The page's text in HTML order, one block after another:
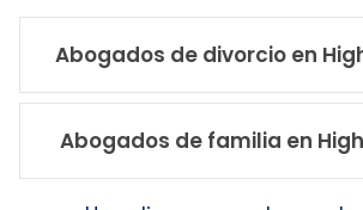
Abogados de divorcio en
Abogados de familia en